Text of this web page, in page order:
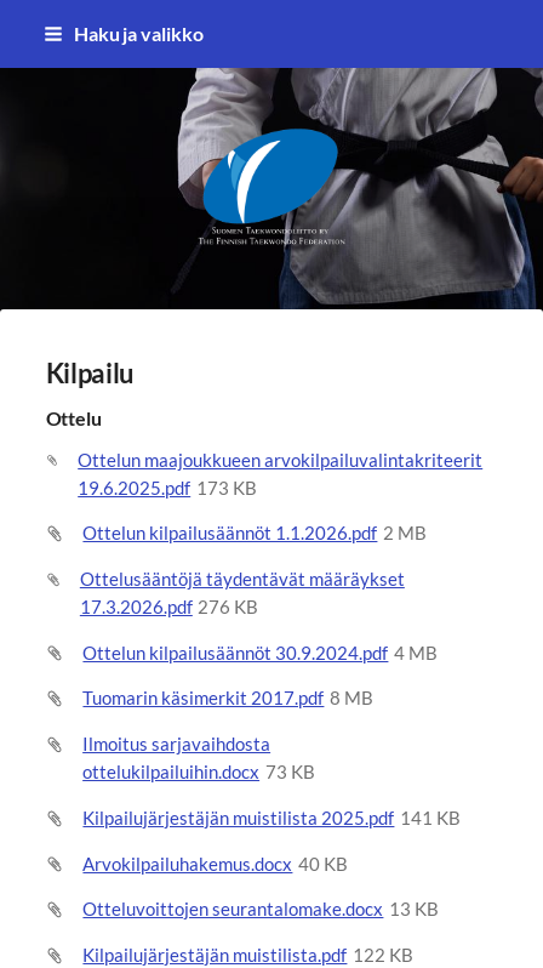
Siirry
Haku ja valikko
Suomen Taekwondoliitto ry
Kilpailu
Ottelu
Ottelun maajoukkueen arvokilpailuvalintakriteerit
19.6.2025.pdf 173 KB
Ottelun kilpailusäännöt 1.1.2026.pdf 2 MB
Ottelusääntöjä täydentävät määräykset
17.3.2026.pdf 276 KB
Ottelun kilpailusäännöt 30.9.2024.pdf 4 MB
Tuomarin käsimerkit 2017.pdf 8 MB
Ilmoitus sarjavaihdosta
ottelukilpailuihin.docx 73 KB
Kilpailujärjestäjän muistilista 2025.pdf 141 KB
Arvokilpailuhakemus.docx 40 KB
Otteluvoittojen seurantalomake.docx 13 KB
Kilpailujärjestäjän muistilista.pdf 122 KB